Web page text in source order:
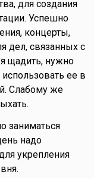
для создания
Успешно
концерты,
дел, связанных с
щадить, нужно
ее в
Слабому же
заниматься
надо
укрепления